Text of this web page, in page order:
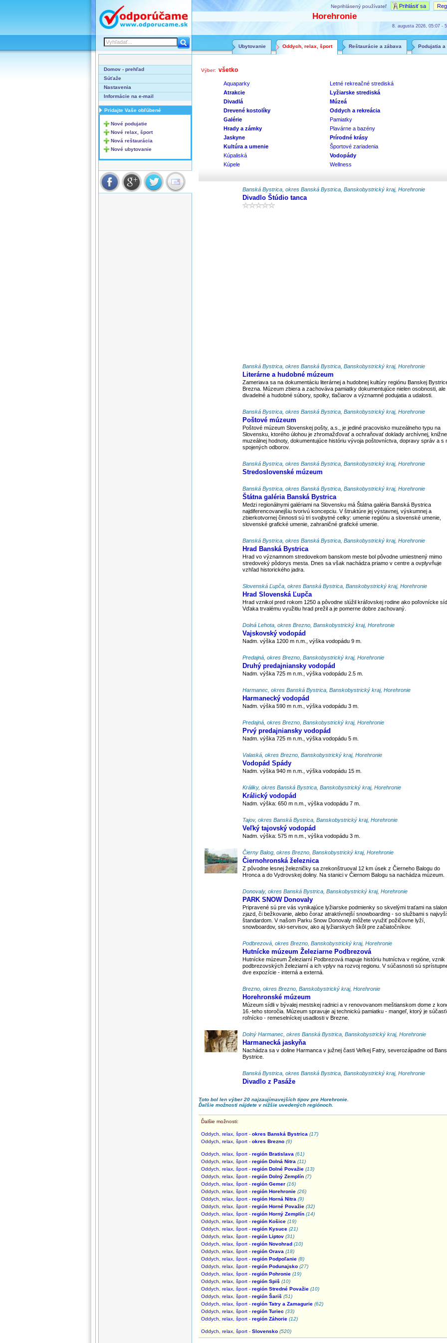
Neprihlásený používateľ Prihlásiť sa
Horehronie
8. augusta 2026, 05:07 -
Podujatia a
Reštaurácie a zábava
Oddych, relax, šport
Ubytovanie
Domov - prehľad
Súťaže
Nastavenia
Informácie na e-mail
Pridajte Vaše obľúbené
Nové podujatie
Nové relax, šport
Nová reštaurácia
Nové ubytovanie
Výber: všetko
Aquaparky
Atrakcie
Divadlá
Drevené kostolíky
Galérie
Hrady a zámky
Jaskyne
Kultúra a umenie
Kúpaliská
Kúpele
Letné rekreačné strediská
Lyžiarske strediská
Múzeá
Oddych a rekreácia
Pamiatky
Plavárne a bazény
Prírodné krásy
Športové zariadenia
Vodopády
Wellness
Banská Bystrica, okres Banská Bystrica, Banskobystrický kraj, Horehronie
Divadlo Štúdio tanca
Banská Bystrica, okres Banská Bystrica, Banskobystrický kraj, Horehronie
Literárne a hudobné múzeum
Zameriava sa na dokumentáciu literárnej a hudobnej kultúry regiónu Banskej
Brezna. Múzeum zbiera a zachováva pamiatky dokumentujúce nielen osobnosti, ale
divadelné a hudobné súbory, spolky, tlačiarov a významné podujatia a udalosti.
Banská Bystrica, okres Banská Bystrica, Banskobystrický kraj, Horehronie
Poštové múzeum
Poštové múzeum Slovenskej pošty, a.s., je jediné pracovisko muzeálneho typu na
Slovensku, ktorého úlohou je zhromažďovať a ochraňovať doklady archívnej,
muzeálnej hodnoty, dokumentujúce históriu vývoja poštovníctva, dopravy správ a s
spojených odborov.
Banská Bystrica, okres Banská Bystrica, Banskobystrický kraj, Horehronie
Stredoslovenské múzeum
Banská Bystrica, okres Banská Bystrica, Banskobystrický kraj, Horehronie
Štátna galéria Banská Bystrica
Medzi regionálnymi galériami na Slovensku má Štátna galéria Banská Bystrica
najdiferencovanejšiu tvorivú koncepciu. V štruktúre jej výstavnej, výskumnej a
zbierkotvornej činnosti sú tri svojbytné celky: umenie regiónu a slovenské umenie,
slovenské grafické umenie, zahraničné grafické umenie.
Banská Bystrica, okres Banská Bystrica, Banskobystrický kraj, Horehronie
Hrad Banská Bystrica
Hrad vo významnom stredovekom banskom meste bol pôvodne umiestnený mimo
stredoveký pôdorys mesta. Dnes sa však nachádza priamo v centre a ovplyvňuje
vzhľad historického jadra.
Slovenská Ľupča, okres Banská Bystrica, Banskobystrický kraj, Horehronie
Hrad Slovenská Ľupča
Hrad vznikol pred rokom 1250 a pôvodne slúžil kráľovskej rodine ako poľovnícke
Vďaka trvalému využitiu hrad prežil a je pomerne dobre zachovaný.
Dolná Lehota, okres Brezno, Banskobystrický kraj, Horehronie
Vajskovský vodopád
Nadm. výška 1200 m n.m., výška vodopádu 9 m.
Predajná, okres Brezno, Banskobystrický kraj, Horehronie
Druhý predajniansky vodopád
Nadm. výška 725 m n.m., výška vodopádu 2.5 m.
Harmanec, okres Banská Bystrica, Banskobystrický kraj, Horehronie
Harmanecký vodopád
Nadm. výška 590 m n.m., výška vodopádu 3 m.
Predajná, okres Brezno, Banskobystrický kraj, Horehronie
Prvý predajniansky vodopád
Nadm. výška 725 m n.m., výška vodopádu 5 m.
Valaská, okres Brezno, Banskobystrický kraj, Horehronie
Vodopád Spády
Nadm. výška 940 m n.m., výška vodopádu 15 m.
Králiky, okres Banská Bystrica, Banskobystrický kraj, Horehronie
Králický vodopád
Nadm. výška: 650 m n.m., výška vodopádu 7 m.
Tajov, okres Banská Bystrica, Banskobystrický kraj, Horehronie
Veľký tajovský vodopád
Nadm. výška: 575 m n.m., výška vodopádu 3 m.
Čierny Balog, okres Brezno, Banskobystrický kraj, Horehronie
Čiernohronská železnica
Z pôvodne lesnej železničky sa zrekonštruoval 12 km úsek z Čierneho Balogu do
Hronca a do Vydrovskej doliny. Na stanici v Čiernom Balogu sa nachádza múzeum.
Donovaly, okres Banská Bystrica, Banskobystrický kraj, Horehronie
PARK SNOW Donovaly
Pripravené sú pre vás vynikajúce lyžiarske podmienky so skvelými traťami na
zjazd, či bežkovanie, alebo čoraz atraktívnejší snowboarding - so službami s
štandardom. V našom Parku Snow Donovaly môžete využiť požičovne lyží,
snowboardov, ski-servisov, ako aj lyžiarskych škôl pre začiatočníkov.
Podbrezová, okres Brezno, Banskobystrický kraj, Horehronie
Hutnícke múzeum Železiarne Podbrezová
Hutnícke múzeum Železiarní Podbrezová mapuje históriu hutníctva v regióne, vznik
podbrezovských železiarní a ich vplyv na rozvoj regionu. V súčasnosti sú
dve expozície - interná a externá.
Brezno, okres Brezno, Banskobystrický kraj, Horehronie
Horehronské múzeum
Múzeum sídli v bývalej mestskej radnici a v renovovanom meštianskom dome z
16.-teho storočia. Múzeum spravuje aj technickú pamiatku - mangeľ, ktorý je
roľnícko - remeselníckej usadlosti v Brezne.
Dolný Harmanec, okres Banská Bystrica, Banskobystrický kraj, Horehronie
Harmanecká jaskyňa
Nachádza sa v doline Harmanca v južnej časti Veľkej Fatry, severozápadne od
Bystrice.
Banská Bystrica, okres Banská Bystrica, Banskobystrický kraj, Horehronie
Divadlo z Pasáže
Toto bol len výber 20 najzaujímavejších tipov pre Horehronie.
Ďalšie možnosti nájdete v nižšie uvedených regiónoch.
Ďalšie možnosti:
Oddych, relax, šport - okres Banská Bystrica (17)
Oddych, relax, šport - okres Brezno (9)
Oddych, relax, šport - región Bratislava (61)
Oddych, relax, šport - región Dolná Nitra (11)
Oddych, relax, šport - región Dolné Považie (13)
Oddych, relax, šport - región Dolný Zemplín (7)
Oddych, relax, šport - región Gemer (16)
Oddych, relax, šport - región Horehronie (26)
Oddych, relax, šport - región Horná Nitra (9)
Oddych, relax, šport - región Horné Považie (32)
Oddych, relax, šport - región Horný Zemplín (14)
Oddych, relax, šport - región Košice (19)
Oddych, relax, šport - región Kysuce (21)
Oddych, relax, šport - región Liptov (31)
Oddych, relax, šport - región Novohrad (10)
Oddych, relax, šport - región Orava (18)
Oddych, relax, šport - región Podpoľanie (8)
Oddych, relax, šport - región Podunajsko (27)
Oddych, relax, šport - región Pohronie (19)
Oddych, relax, šport - región Spiš (10)
Oddych, relax, šport - región Stredné Považie (10)
Oddych, relax, šport - región Šariš (51)
Oddych, relax, šport - región Tatry a Zamagurie (62)
Oddych, relax, šport - región Turiec (33)
Oddych, relax, šport - región Záhorie (12)
Oddych, relax, šport - Slovensko (520)